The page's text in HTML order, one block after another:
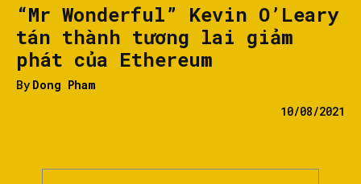
“Mr Wonderful” Kevin O’Leary
tán thành tương lai giảm
phát của Ethereum
By Dong Pham
10/08/2021